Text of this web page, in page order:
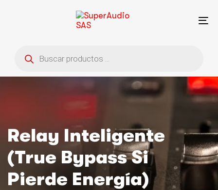
contenido
productos
Relay Inteligente
(true Bypass Si
Pierde Energía)